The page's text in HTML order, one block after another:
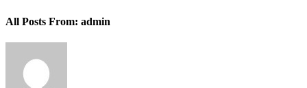
All Posts From: admin